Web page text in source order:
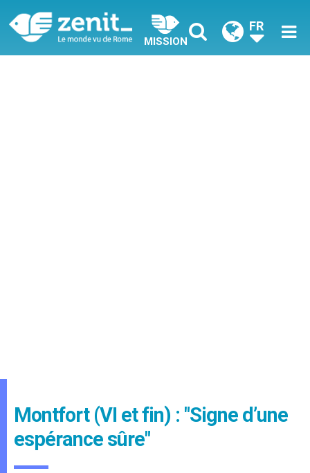
MISSION
FR
Montfort (VI et fin) : "Signe d’une
espérance sûre"